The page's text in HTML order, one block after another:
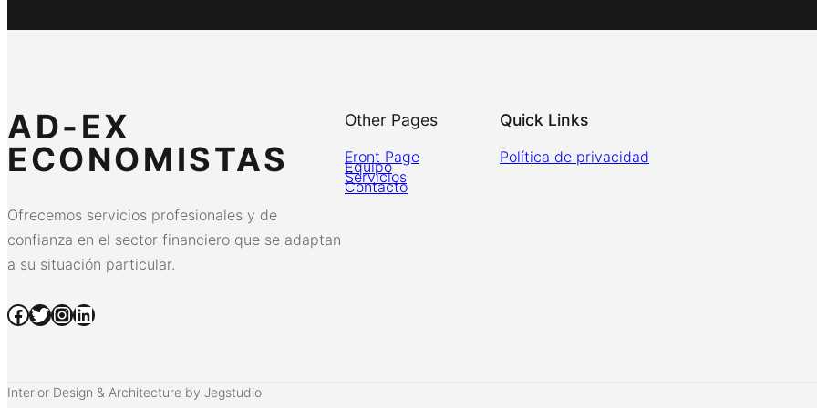
AD-EX
ECONOMISTAS
Ofrecemos servicios profesionales y de
confianza en el sector financiero que se adaptan
a su situación particular.
Facebook Twitter InstagramLinkedIn
Other Pages
Front Page
Equipo
Servicios
Contacto
Quick Links
Política de privacidad
Interior Design & Architecture by Jegstudio